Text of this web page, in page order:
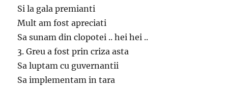
Si la gala premianti
Mult am fost apreciati
Sa sunam din clopotei .. hei hei ..
3. Greu a fost prin criza asta
Sa luptam cu guvernantii
Sa implementam in tara